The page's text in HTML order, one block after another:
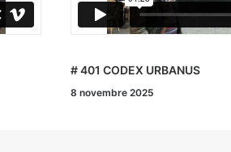
# TOM GELEB
6 septembre 2025